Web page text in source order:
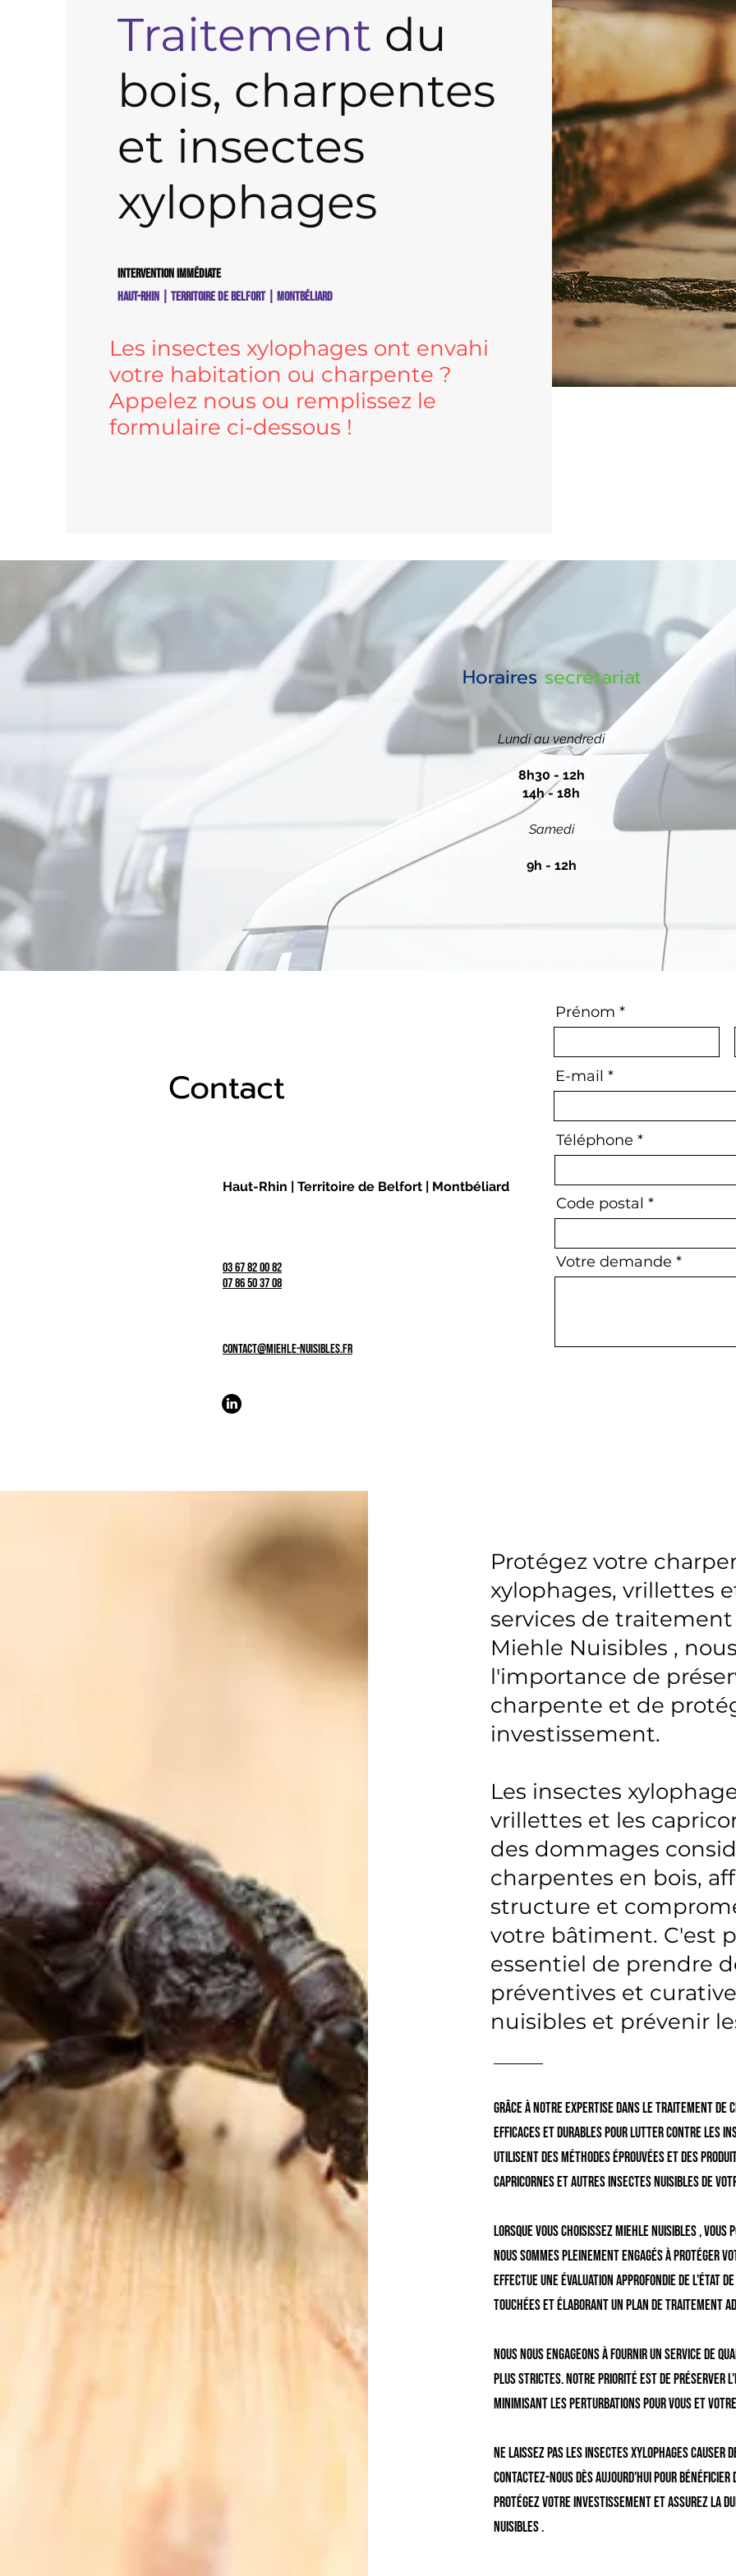
Traitement du
bois, charpentes
et insectes
xylophages
Intervention immédiate
Haut-Rhin | Territoire de Belfort | Montbéliard
Les insectes xylophages ont envahi
votre habitation ou charpente ?
Appelez nous ou remplissez le
formulaire ci-dessous !
Horaires secrétariat
Lundi au vendredi
8h30 - 12h
14h - 18h
Samedi
9h - 12h
Contact
Haut-Rhin | Territoire de Belfort | Montbéliard
03 67 82 00 82
07 86 50 37 08
contact@miehle-nuisibles.fr
Prénom
E-mail
Téléphone
Code postal
Votre demande
Protégez votre
xylophages, vrillettes
services de traitement
Miehle Nuisibles ,
l'importance de
charpente et de
investissement.
Les insectes
vrillettes et les
des dommages
charpentes en bois,
structure et
votre bâtiment. C'est
essentiel de prendre
préventives et
nuisibles et prévenir
Grâce à notre expertise dans le traitement de
efficaces et durables pour lutter contre les
utilisent des méthodes éprouvées et des
capricornes et autres insectes nuisibles de
Lorsque vous choisissez Miehle Nuisibles ,
nous sommes pleinement engagés à protéger
effectue une évaluation approfondie de l'état
touchées et élaborant un plan de traitement
Nous nous engageons à fournir un service de
plus strictes. Notre priorité est de préserver
minimisant les perturbations pour vous et
Ne laissez pas les insectes xylophages causer
Contactez-nous dès aujourd'hui pour
Protégez votre investissement et assurez la
Nuisibles .